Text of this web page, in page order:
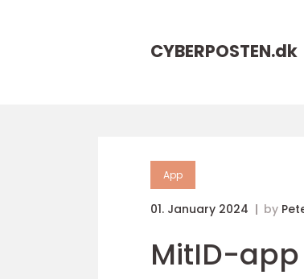
CYBERPOSTEN.dk
App
01. January 2024 by
MitID-